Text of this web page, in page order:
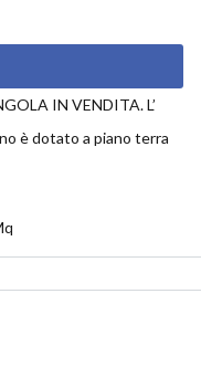
IN VENDITA. L’
è dotato a piano terra